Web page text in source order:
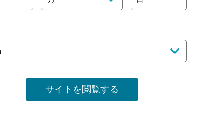
検索
山口県のバー検索
サイトを閲覧する